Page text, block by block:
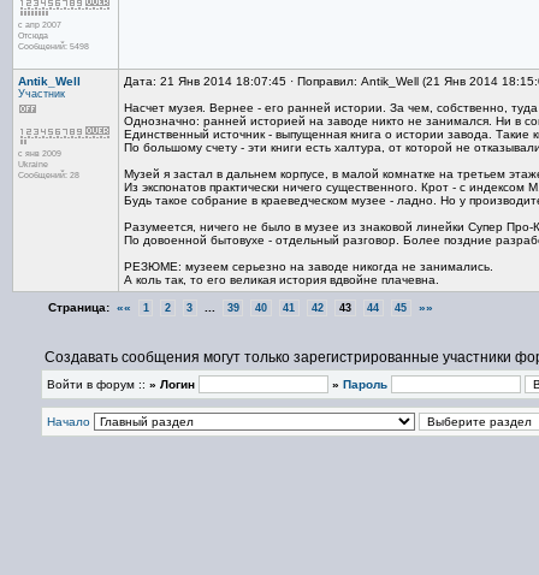
с апр 2007
Отсюда
Сообщений: 5498
Antik_Well
Участник
с янв 2009
Ukraine
Сообщений: 28
Дата: 21 Янв 2014 18:07:45 · Поправил: Antik_Well (21 Янв 2014
Насчет музея. Вернее - его ранней истории. За чем, собственно,
Однозначно: ранней историей на заводе никто не занимался. Ни в
Единственный источник - выпущенная книга о истории завода.
По большому счету - эти книги есть халтура, от которой не
Музей я застал в дальнем корпусе, в малой комнатке на третьем
Из экспонатов практически ничего существенного. Крот - с
Будь такое собрание в краеведческом музее - ладно. Но у
Разумеется, ничего не было в музее из знаковой линейки Супер
По довоенной бытовухе - отдельный разговор. Более поздние
РЕЗЮМЕ: музеем серьезно на заводе никогда не занимались.
А коль так, то его великая история вдвойне плачевна.
Страница: «« 1 2 3 39 40 41 42 43 44 45 »»
Создавать сообщения могут только зарегистрированные участники
Войти в форум :: » Логин » Пароль
Начало